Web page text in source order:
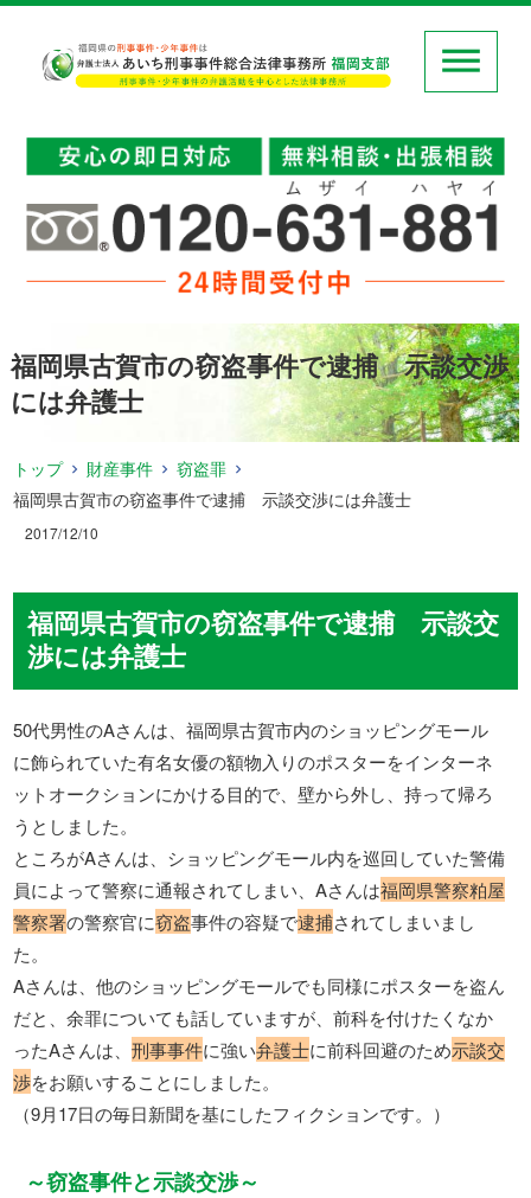
福岡県古賀市の窃盗事件で逮捕 示談交渉
には弁護士
トップ 財産事件
窃盗罪
福岡県古賀市の窃盗事件で逮捕 示談交渉には弁護士
2017/12/10
福岡県古賀市の窃盗事件で逮捕 示談交
渉には弁護士
50代男性のAさんは、福岡県古賀市内のショッピングモール
に飾られていた有名女優の額物入りのポスターをインターネ
ットオークションにかける目的で、壁から外し、持って帰ろ
うとしました。
ところがAさんは、ショッピングモール内を巡回していた警備
員によって警察に通報されてしまい、Aさんは福岡県警察粕屋
警察署の警察官に窃盗事件の容疑で逮捕されてしまいまし
た。
Aさんは、他のショッピングモールでも同様にポスターを盗ん
だと、余罪についても話していますが、前科を付けたくなか
ったAさんは、刑事事件に強い弁護士に前科回避のため示談交
渉をお願いすることにしました。
（9月17日の毎日新聞を基にしたフィクションです。）
～窃盗事件と示談交渉～